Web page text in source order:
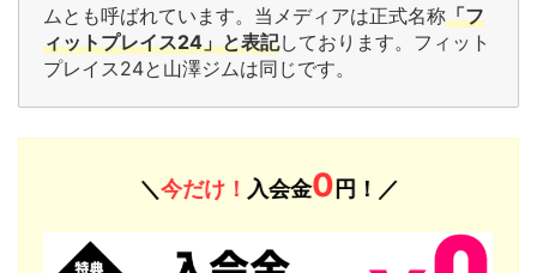
ムとも呼ばれています。当メディアは正式名称「フ
ィットプレイス24」と表記しております。フィット
プレイス24と山澤ジムは同じです。
＼今だけ！ 入会金0円！／